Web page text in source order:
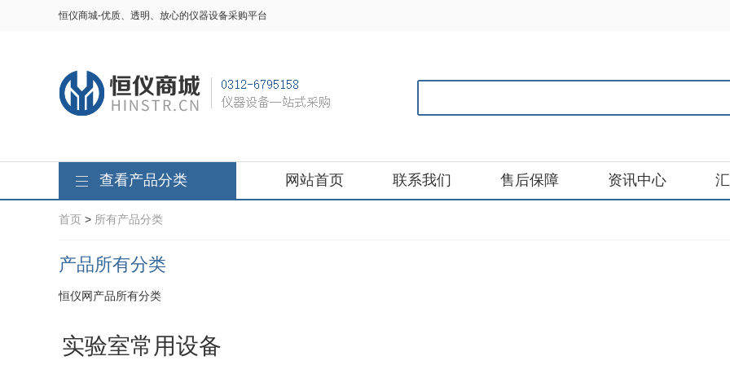
恒仪商城-优质、透明、放心的仪器设备采购平台
查看产品分类 网站首页 联系我们 售后保障 资讯中心
首页 > 所有产品分类
产品所有分类
恒仪网产品所有分类
实验室常用设备